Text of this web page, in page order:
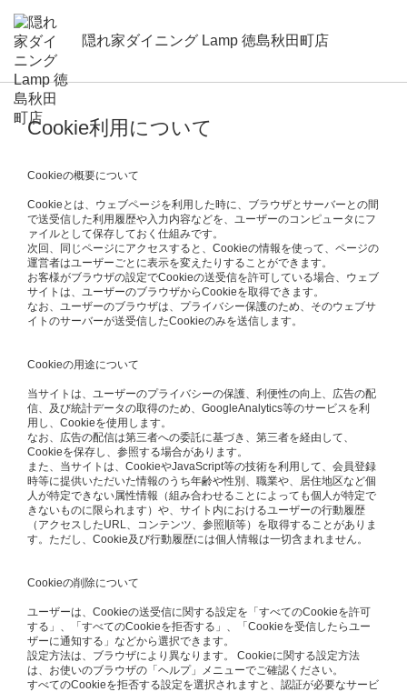
隠れ家ダイニング Lamp 徳島秋田町店
Cookie利用について
Cookieの概要について
Cookieとは、ウェブページを利用した時に、ブラウザとサーバーとの間
で送受信した利用履歴や入力内容などを、ユーザーのコンピュータにフ
ァイルとして保存しておく仕組みです。
次回、同じページにアクセスすると、Cookieの情報を使って、ページの
運営者はユーザーごとに表示を変えたりすることができます。
お客様がブラウザの設定でCookieの送受信を許可している場合、ウェブ
サイトは、ユーザーのブラウザからCookieを取得できます。
なお、ユーザーのブラウザは、プライバシー保護のため、そのウェブサ
イトのサーバーが送受信したCookieのみを送信します。
Cookieの用途について
当サイトは、ユーザーのプライバシーの保護、利便性の向上、広告の配
信、及び統計データの取得のため、GoogleAnalytics等のサービスを利
用し、Cookieを使用します。
なお、広告の配信は第三者への委託に基づき、第三者を経由して、
Cookieを保存し、参照する場合があります。
また、当サイトは、CookieやJavaScript等の技術を利用して、会員登録
時等に提供いただいた情報のうち年齢や性別、職業や、居住地区など個
人が特定できない属性情報（組み合わせることによっても個人が特定で
きないものに限られます）や、サイト内におけるユーザーの行動履歴
（アクセスしたURL、コンテンツ、参照順等）を取得することがありま
す。ただし、Cookie及び行動履歴には個人情報は一切含まれません。
Cookieの削除について
ユーザーは、Cookieの送受信に関する設定を「すべてのCookieを許可
する」、「すべてのCookieを拒否する」、「Cookieを受信したらユー
ザーに通知する」などから選択できます。
設定方法は、ブラウザにより異なります。 Cookieに関する設定方法
は、お使いのブラウザの「ヘルプ」メニューでご確認ください。
すべてのCookieを拒否する設定を選択されますと、認証が必要なサービ